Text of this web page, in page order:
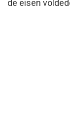
de eisen